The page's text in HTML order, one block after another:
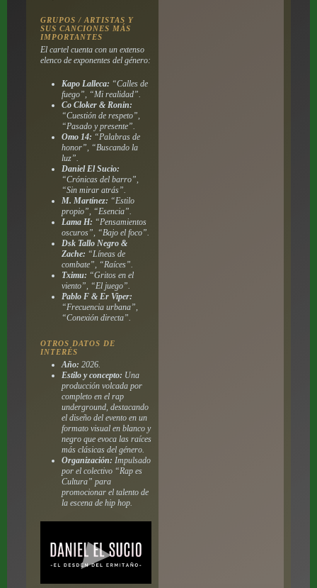
GRUPOS / ARTISTAS Y
SUS CANCIONES MÁS
IMPORTANTES
El cartel cuenta con un extenso
elenco de exponentes del género:
Kapo Lalleca: “Calles de
fuego”, “Mi realidad”.
Co Cloker & Ronin:
“Cuestión de respeto”,
“Pasado y presente”.
Omo 14: “Palabras de
honor”, “Buscando la
luz”.
Daniel El Sucio:
“Crónicas del barro”,
“Sin mirar atrás”.
M. Martínez: “Estilo
propio”, “Esencia”.
Lama H: “Pensamientos
oscuros”, “Bajo el foco”.
Dsk Tallo Negro &
Zache: “Líneas de
combate”, “Raíces”.
Tximu: “Gritos en el
viento”, “El juego”.
Pablo F & Er Viper:
“Frecuencia urbana”,
“Conexión directa”.
OTROS DATOS DE
INTERÉS
Año: 2026.
Estilo y concepto: Una
producción volcada por
completo en el rap
underground, destacando
el diseño del evento en un
formato visual en blanco y
negro que evoca las raíces
más clásicas del género.
Organización: Impulsado
por el colectivo “Rap es
Cultura” para
promocionar el talento de
la escena de hip hop.